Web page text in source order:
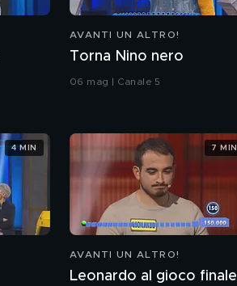
AVANTI UN ALTRO!
Torna Nino nero
06 mag | Canale 5
4 MIN
AVANTI UN ALTRO!
Leonardo al gioco finale
7 MIN